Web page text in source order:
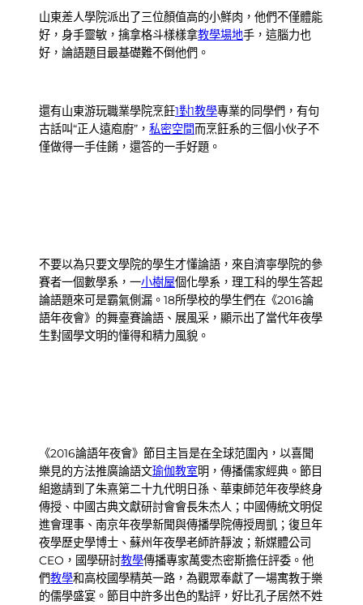
山東差人學院派出了三位顏值高的小鮮肉，他們不僅體能
好，身手靈敏，擒拿格斗樣樣拿教學場地手，這腦力也
好，論語題目最基礎難不倒他們。
還有山東游玩職業學院烹飪1對1教學專業的同學們，有句
古話叫“正人遠庖廚”， 私密空間而烹飪系的三個小伙子不
僅做得一手佳餚，還答的一手好題。
不要以為只要文學院的學生才懂論語，來自濟寧學院的參
賽者一個數學系，一小樹屋個化學系，理工科的學生答起
論語題來可是霸氣側漏。18所學校的學生們在《2016論
語年夜會》的舞臺賽論語、展風采，顯示出了當代年夜學
生對國學文明的懂得和精力風貌。
《2016論語年夜會》節目主旨是在全球范圍內，以喜聞
樂見的方法推廣論語文瑜伽教室明，傳播儒家經典。節目
組邀請到了朱熹第二十九代明日孫、華東師范年夜學終身
傳授、中國古典文獻研討會會長朱杰人；中國傳統文明促
進會理事、南京年夜學新聞與傳播學院傳授周凱；復旦年
夜學歷史學博士、蘇州年夜學老師許靜波；新媒體公司
CEO，國學研討教學傳播專家萬雯杰密斯擔任評委。他
們教學和高校國學精英一路，為觀眾奉獻了一場寓教于樂
的儒學盛宴。節目中許多出色的點評，好比孔子居然不姓